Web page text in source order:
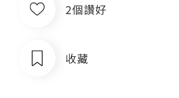
2個讚好
收藏